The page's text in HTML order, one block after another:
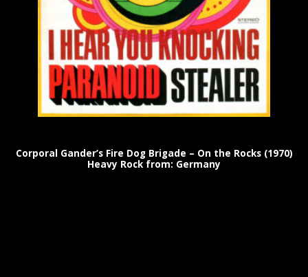
Corporal Gander’s Fire Dog Brigade – On the Rocks (1970)
Heavy Rock from: Germany